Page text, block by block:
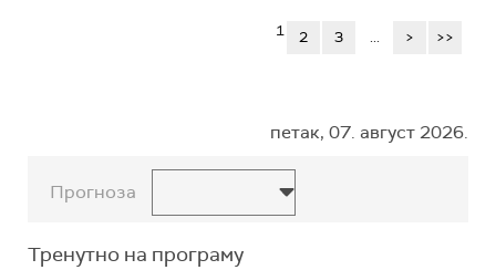
1 2 3 ... > >>
петак, 07. август 2026.
Прогноза
Тренутно на програму